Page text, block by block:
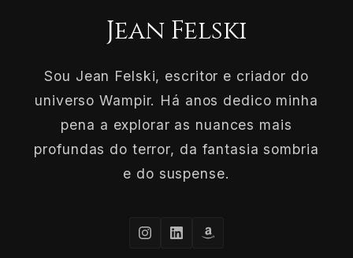
Jean Felski
Sou Jean Felski, escritor e criador do
universo Wampir. Há anos dedico minha
pena a explorar as nuances mais
profundas do terror, da fantasia sombria
e do suspense.